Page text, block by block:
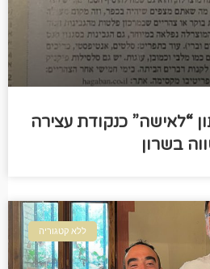
“לאישה” כנקודת עצירה
בשרון
ללא קטגוריה